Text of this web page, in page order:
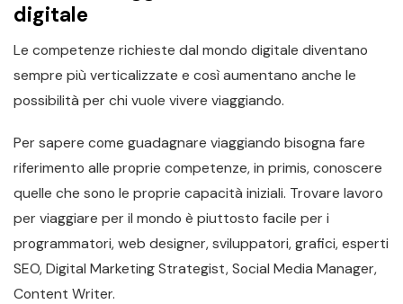
digitale
Le competenze richieste dal mondo digitale diventano
sempre più verticalizzate e così aumentano anche le
possibilità per chi vuole vivere viaggiando.
Per sapere come guadagnare viaggiando bisogna fare
riferimento alle proprie competenze, in primis, conoscere
quelle che sono le proprie capacità iniziali. Trovare lavoro
per viaggiare per il mondo è piuttosto facile per i
programmatori, web designer, sviluppatori, grafici, esperti
SEO, Digital Marketing Strategist, Social Media Manager,
Content Writer.